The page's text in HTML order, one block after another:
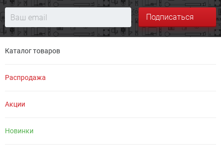
Подписаться
Каталог товаров
Распродажа
Акции
Новинки